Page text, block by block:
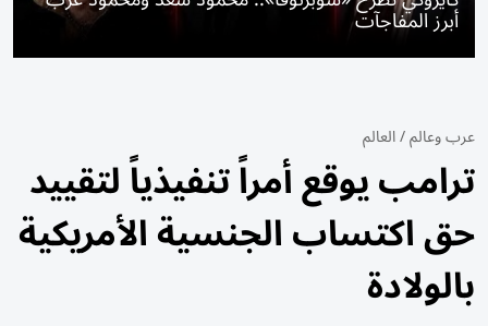
أبرز المفاجآت
عرب وعالم/العالم
ترامب يوقع أمراً تنفيذياً لتقييد
حق اكتساب الجنسية الأمريكية
بالولادة